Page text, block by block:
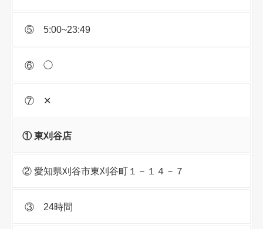
⑤ 5:00~23:49
⑥ ◯
⑦ ✕
① 東刈谷店
② 愛知県刈谷市東刈谷町１－１４－７
③ 24時間